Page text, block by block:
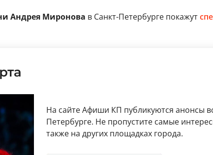
Андрея Миронова в Санкт-Петербурге покажут
На сайте Афиши КП публикуются анонсы
Петербурге. Не пропустите самые
также на других площадках города.